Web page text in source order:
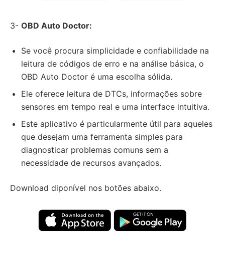
3- OBD Auto Doctor:
Se você procura simplicidade e confiabilidade na
leitura de códigos de erro e na análise básica, o
OBD Auto Doctor é uma escolha sólida.
Ele oferece leitura de DTCs, informações sobre
sensores em tempo real e uma interface intuitiva.
Este aplicativo é particularmente útil para aqueles
que desejam uma ferramenta simples para
diagnosticar problemas comuns sem a
necessidade de recursos avançados.
Download diponível nos botões abaixo.